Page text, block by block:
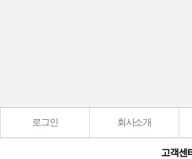
로그인 회사소개
고객센